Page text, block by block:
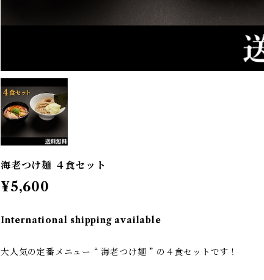
海老つけ麺 ４食セット
¥5,600
International shipping available
大人気の定番メニュー “ 海老つけ麺 ” の４食セットです！